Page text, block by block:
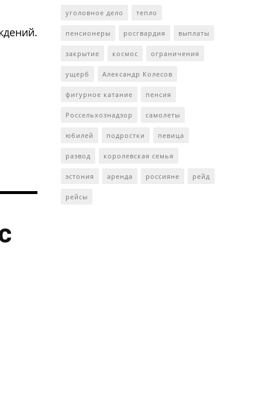
уголовное дело тепло
пенсионеры росгвардия выплаты
закрытие космос ограничения
ущерб Александр Колесов
фигурное катание пенсия
Россельхознадзор самолеты
юбилей подростки певица
развод королевская семья
эстония аренда россияне рейд
рейсы